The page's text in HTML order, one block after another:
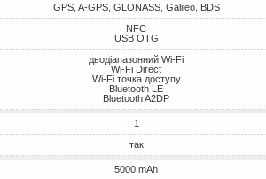
GPS, A-GPS, GLONASS, Galileo, BDS
NFC
USB OTG
дводіапазонний Wi-Fi
Wi-Fi Direct
Wi-Fi точка доступу
Bluetooth LE
Bluetooth A2DP
1
так
5000 mAh